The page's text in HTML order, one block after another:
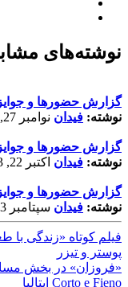
نوشته‌های
گزارش حضورها و جوایز
نوشته: فیدان نوامبر 27, 2023
گزارش حضورها و جوایز
نوشته: فیدان اکتبر 22, 2023
گزارش حضورها و جوایز
نوشته: فیدان سپتامبر 23, 2023
فیلم کوتاه «زندگی با
پوستر و تیزر
«فروزان» در بخش
Corto e Fieno ایتالیا